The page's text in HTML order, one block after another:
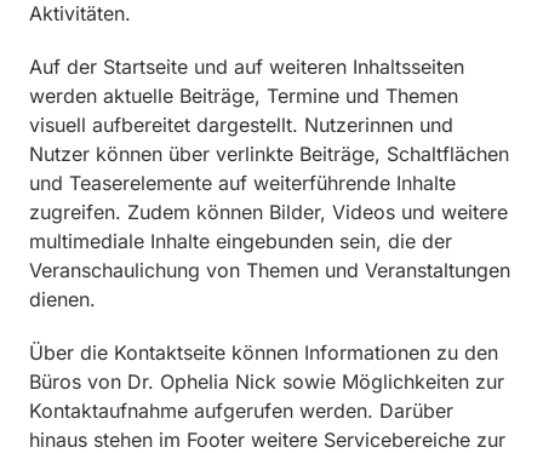
Aktivitäten.
Auf der Startseite und auf weiteren Inhaltsseiten
werden aktuelle Beiträge, Termine und Themen
visuell aufbereitet dargestellt. Nutzerinnen und
Nutzer können über verlinkte Beiträge, Schaltflächen
und Teaserelemente auf weiterführende Inhalte
zugreifen. Zudem können Bilder, Videos und weitere
multimediale Inhalte eingebunden sein, die der
Veranschaulichung von Themen und Veranstaltungen
dienen.
Über die Kontaktseite können Informationen zu den
Büros von Dr. Ophelia Nick sowie Möglichkeiten zur
Kontaktaufnahme aufgerufen werden. Darüber
hinaus stehen im Footer weitere Servicebereiche zur